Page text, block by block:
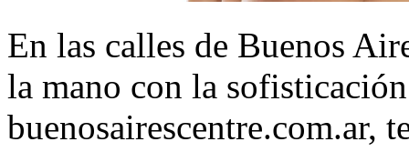
En las calles de Buenos
la mano con la
buenosairescentre.com.ar,